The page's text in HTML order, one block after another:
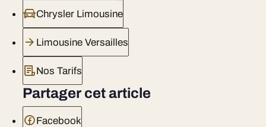
Chrysler Limousine
Limousine Versailles
Nos Tarifs
Partager cet article
Facebook